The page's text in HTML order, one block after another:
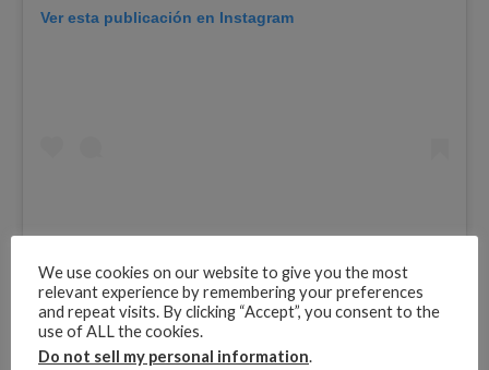
Ver esta publicación en Instagram
Una publicación compartida deLuisa Fernanda W
We use cookies on our website to give you the most
relevant experience by remembering your preferences
and repeat visits. By clicking “Accept”, you consent to the
use of ALL the cookies.
Do not sell my personal information.